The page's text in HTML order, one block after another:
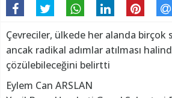
Çevreciler, ülkede her alanda
ancak radikal adımlar atılması
çözülebileceğini belirtti
Eylem Can ARSLAN